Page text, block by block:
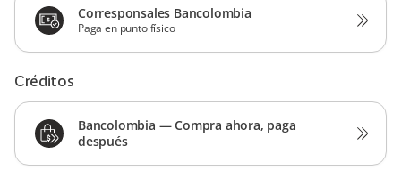
Corresponsales Bancolombia
Paga en punto físico
Créditos
Bancolombia — Compra ahora, paga
después